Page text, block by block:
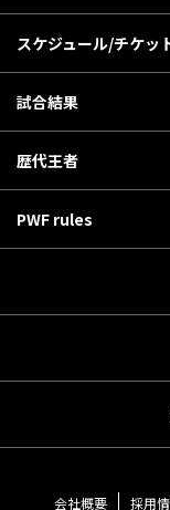
スケジュール/チケッ
PWF rules
歴代王者
試合結果
会社概要 採用